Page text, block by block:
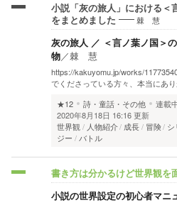
小説「灰の旅人」における＜
をまとめました
棘 慧
灰の旅人 ／ ＜言ノ葉ノ国＞
物／棘 慧
https://kakuyomu.jp/works/
でくださっている方々、本当にあ
★12
詩・童話・その他 連載
2020年8月18日 16:16 更新
世界観
人物紹介 成長 冒険 シ
ジー
バトル
書き方は分かるけど世界観を
小説の世界設定の初心者マニ